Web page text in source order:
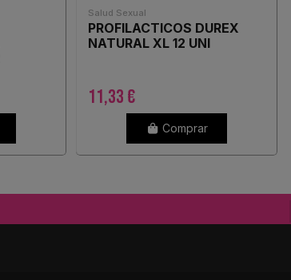
Salud Sexual
PROFILACTICOS DUREX
NATURAL XL 12 UNI
11,33 €
Comprar